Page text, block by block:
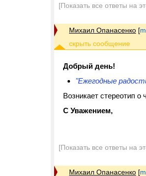
[Показать все ответы на
Михаил Опанасенко [
Добрый день!
"Ежегодные
Возникает стереотип о
С Уважением,
[Показать все ответы на
Михаил Опанасенко [